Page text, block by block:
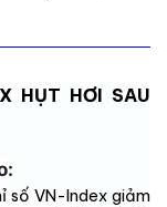
HỤT HƠI SAU
số VN-Index giảm